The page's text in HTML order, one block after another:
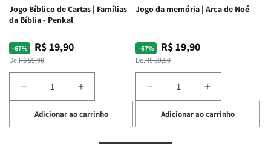
Jogo Bíblico de Cartas | Famílias
da Bíblia - Penkal
-67%
Preço
normal
De:R$ 59,90
Preço
promocional
R$ 19,90
Diminuir
a
quantidade
de
Aumentar
a
quantidade
de
Adicionar ao carrinho
Jogo da memória | Arca de Noé
-67%
Preço
normal
De:R$ 59,90
Preço
promocional
R$ 19,90
Diminuir
a
quantidade
de
Aumentar
a
quantidade
de
Adicionar ao carrinho